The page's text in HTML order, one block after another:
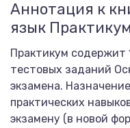
Аннотация к
язык
Практикум содержит
тестовых заданий
экзамена.
практических
экзамену (в новой